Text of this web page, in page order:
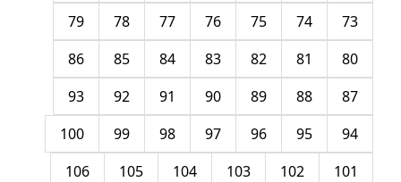
73
74
75
76
77
78
79
80
81
82
83
84
85
86
87
88
89
90
91
92
93
94
95
96
97
98
99
100
101
102
103
104
105
106